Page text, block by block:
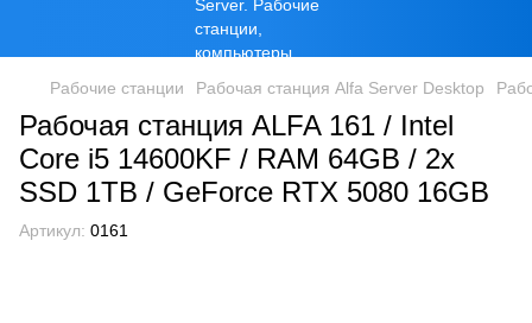
Рабочие станции Рабочая станция Alfa Server Desktop
Рабочая станция ALFA 161 / Intel
Core i5 14600KF / RAM 64GB / 2x
SSD 1TB / GeForce RTX 5080 16GB
Артикул: 0161